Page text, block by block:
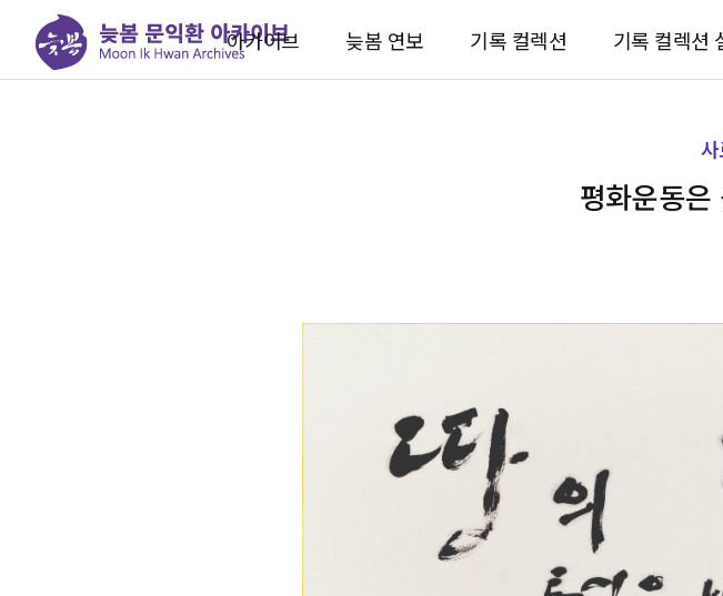
아카이브 늦봄 연보 기록 컬렉션 기록 컬렉션
평화운동